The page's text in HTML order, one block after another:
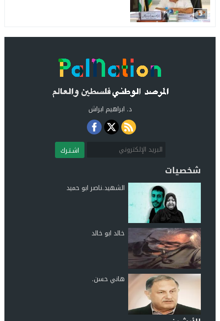
5
د. ابراهيم ابراش
اشـتـرك
شخصيات
الشهيد.ناصر ابو حميد
خالد ابو خالد
هاني حسن.